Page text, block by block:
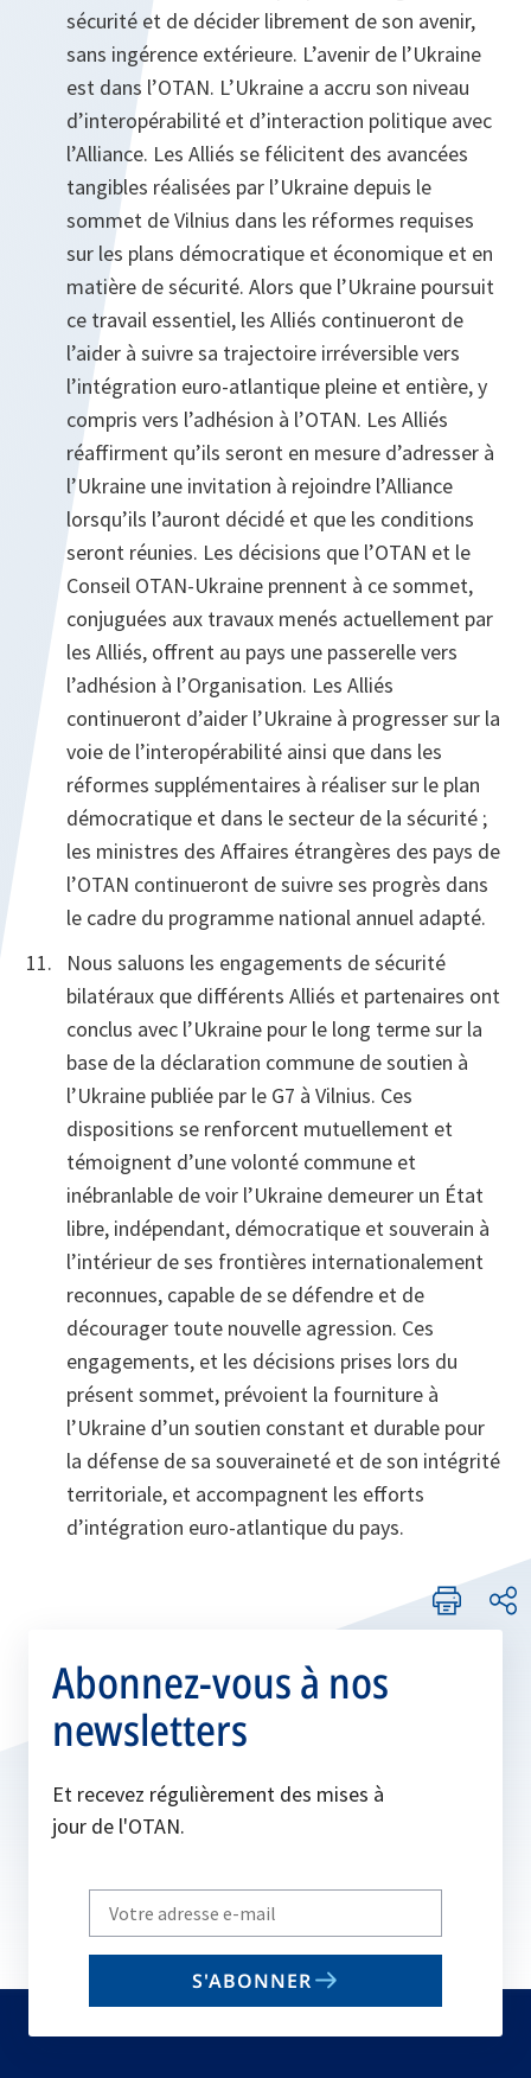
sécurité et de décider librement de son avenir,
sans ingérence extérieure. L’avenir de l’Ukraine
est dans l’OTAN. L’Ukraine a accru son niveau
d’interopérabilité et d’interaction politique avec
l’Alliance. Les Alliés se félicitent des avancées
tangibles réalisées par l’Ukraine depuis le
sommet de Vilnius dans les réformes requises
sur les plans démocratique et économique et en
matière de sécurité. Alors que l’Ukraine poursuit
ce travail essentiel, les Alliés continueront de
l’aider à suivre sa trajectoire irréversible vers
l’intégration euro-atlantique pleine et entière, y
compris vers l’adhésion à l’OTAN. Les Alliés
réaffirment qu’ils seront en mesure d’adresser à
l’Ukraine une invitation à rejoindre l’Alliance
lorsqu’ils l’auront décidé et que les conditions
seront réunies. Les décisions que l’OTAN et le
Conseil OTAN-Ukraine prennent à ce sommet,
conjuguées aux travaux menés actuellement par
les Alliés, offrent au pays une passerelle vers
l’adhésion à l’Organisation. Les Alliés
continueront d’aider l’Ukraine à progresser sur la
voie de l’interopérabilité ainsi que dans les
réformes supplémentaires à réaliser sur le plan
démocratique et dans le secteur de la sécurité ;
les ministres des Affaires étrangères des pays de
l’OTAN continueront de suivre ses progrès dans
le cadre du programme national annuel adapté.
Nous saluons les engagements de sécurité
bilatéraux que différents Alliés et partenaires ont
conclus avec l’Ukraine pour le long terme sur la
base de la déclaration commune de soutien à
l’Ukraine publiée par le G7 à Vilnius. Ces
dispositions se renforcent mutuellement et
témoignent d’une volonté commune et
inébranlable de voir l’Ukraine demeurer un État
libre, indépendant, démocratique et souverain à
l’intérieur de ses frontières internationalement
reconnues, capable de se défendre et de
décourager toute nouvelle agression. Ces
engagements, et les décisions prises lors du
présent sommet, prévoient la fourniture à
l’Ukraine d’un soutien constant et durable pour
la défense de sa souveraineté et de son intégrité
territoriale, et accompagnent les efforts
d’intégration euro‑atlantique du pays.
Abonnez-vous à nos
newsletters
Et recevez régulièrement des mises à
jour de l'OTAN.
Write
your
email
S'ABONNER